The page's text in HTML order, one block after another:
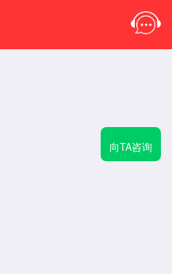
向TA咨询